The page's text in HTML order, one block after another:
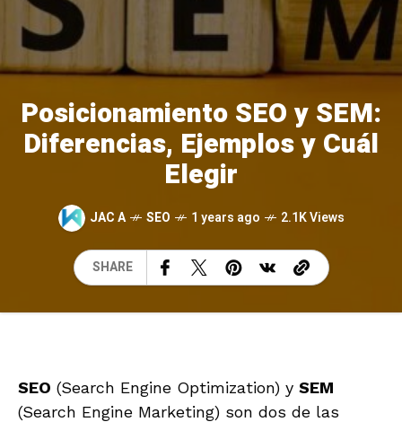
Posicionamiento SEO y SEM:
Diferencias, Ejemplos y Cuál
Elegir
JAC A SEO 1 years ago 2.1K Views
SHARE
SEO (Search Engine Optimization) y SEM
(Search Engine Marketing) son dos de las